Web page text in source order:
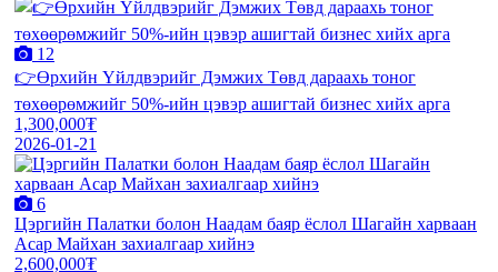
12
👉Өрхийн Үйлдвэрийг Дэмжих Төвд дараахь тоног
төхөөрөмжийг 50%-ийн цэвэр ашигтай бизнес хийх арга
1,300,000₮
2026-01-21
6
Цэргийн Палатки болон Наадам баяр ёслол Шагайн харваан
Асар Майхан захиалгаар хийнэ
2,600,000₮